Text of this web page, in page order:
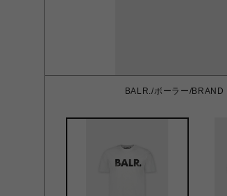
BALR./ボーラー/